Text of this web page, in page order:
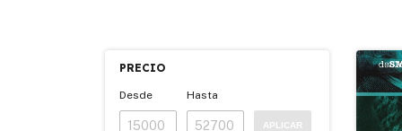
PRECIO
Desde Hasta
APLICAR